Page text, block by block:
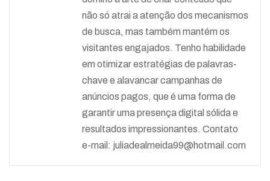
não só atrai a atenção dos mecanismos
de busca, mas também mantém os
visitantes engajados. Tenho habilidade
em otimizar estratégias de palavras-
chave e alavancar campanhas de
anúncios pagos, que é uma forma de
garantir uma presença digital sólida e
resultados impressionantes. Contato
e-mail: juliadealmeida99@hotmail.com